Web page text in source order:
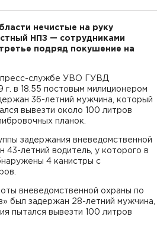
нечистые на руку
НПЗ — сотрудниками
подряд покушение на
пресс-службе УВО ГУВД
г. в 18.55 постовым милиционером
36-летний мужчина, который
вывезти около 100 литров
планок.
задержания вневедомственной
летний водитель, у которого в
4 канистры с
вневедомственной охраны по
задержан 28-летний мужчина,
пытался вывезти 100 литров